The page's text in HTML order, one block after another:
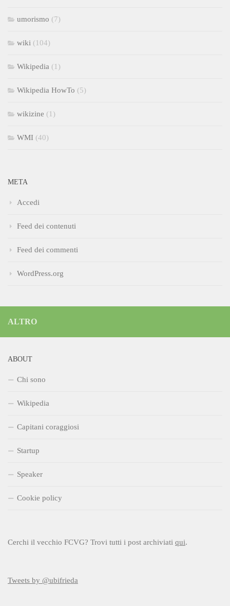
umorismo (7)
wiki (104)
Wikipedia (1)
Wikipedia HowTo (5)
wikizine (1)
WMI (40)
META
Accedi
Feed dei contenuti
Feed dei commenti
WordPress.org
ALTRO
ABOUT
Chi sono
Wikipedia
Capitani coraggiosi
Startup
Speaker
Cookie policy
Cerchi il vecchio FCVG? Trovi tutti i post archiviati qui.
Tweets by @ubifrieda